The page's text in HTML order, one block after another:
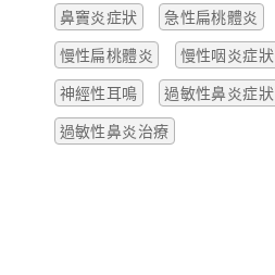
鼻竇炎症狀
急性扁桃體炎
慢性扁桃體炎
慢性咽炎症狀
神經性耳鳴
過敏性鼻炎症狀
過敏性鼻炎治療